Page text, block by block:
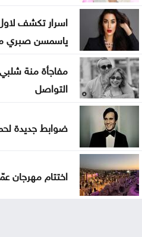
اسرار تكشف
ياسمسن صبري
مفاجأة منة
التواصل
ضوابط جديدة
اختتام مهرجان